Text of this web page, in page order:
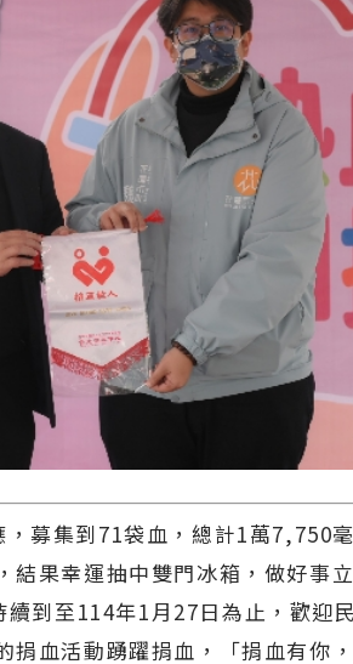
募集到71袋血，總計1萬7,750
結果幸運抽中雙門冰箱，做好事
到至114年1月27日為止，歡迎
捐血活動踴躍捐血，「捐血有你